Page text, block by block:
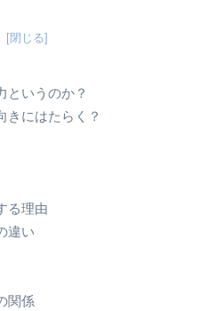
というのか？
きにはたらく？
る理由
違い
関係